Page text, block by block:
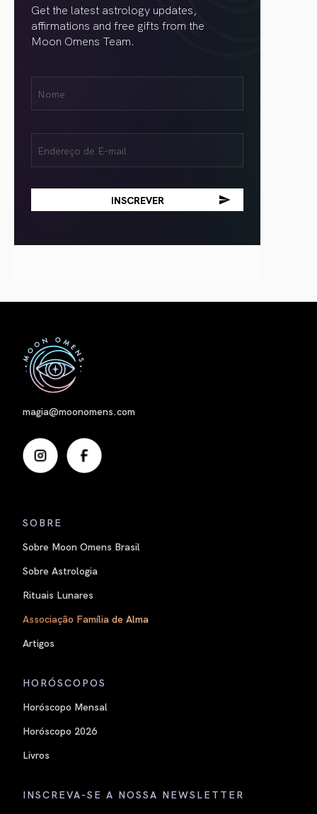
Get the latest astrology updates,
affirmations and free gifts from the
Moon Omens Team.
(obrigatório)
(obrigatório)
magia@moonomens.com
SOBRE
Sobre Moon Omens Brasil
Sobre Astrologia
Rituais Lunares
Associação Família de Alma
Artigos
HORÓSCOPOS
Horóscopo Mensal
Horóscopo 2026
Livros
INSCREVA-SE A NOSSA NEWSLETTER
Nome